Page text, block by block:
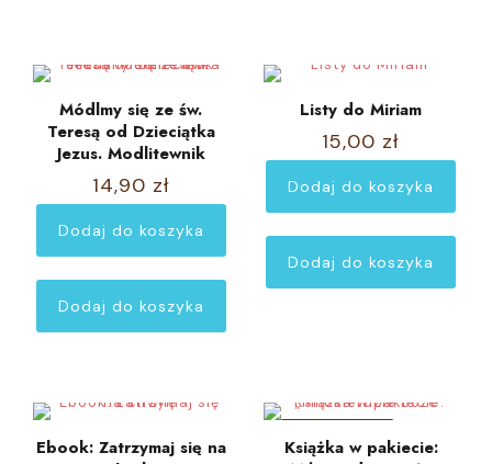
Módlmy się ze św.
Teresą od Dzieciątka
Jezus. Modlitewnik
14,90 zł
Dodaj do koszyka
Dodaj do koszyka
Listy do Miriam
15,00 zł
Dodaj do koszyka
Dodaj do koszyka
Ebook: Zatrzymaj się na
Książka w pakiecie: